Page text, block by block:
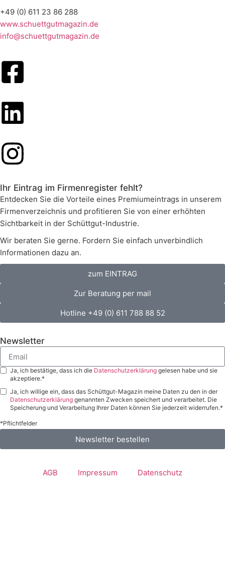
+49 (0) 611 23 86 288
www.schuettgutmagazin.de
info@schuettgutmagazin.de
Ihr Eintrag im Firmenregister fehlt?
Entdecken Sie die Vorteile eines Premiumeintrags in unserem
Firmenverzeichnis und profitieren Sie von einer erhöhten
Sichtbarkeit in der Schüttgut-Industrie.
Wir beraten Sie gerne. Fordern Sie einfach unverbindlich
Informationen dazu an.
zum EINTRAG
Zur Beratung per mail
Hotline +49 (0) 611 788 88 52
Newsletter
Ja, ich bestätige, dass ich die Datenschutzerklärung gelesen habe und sie
akzeptiere.*
Ja, ich willige ein, dass das Schüttgut-Magazin meine Daten zu den in der
Datenschutzerklärung genannten Zwecken speichert und verarbeitet. Die
Speicherung und Verarbeitung Ihrer Daten können Sie jederzeit widerrufen.*
*Pflichtfelder
Newsletter bestellen
AGB Impressum Datenschutz